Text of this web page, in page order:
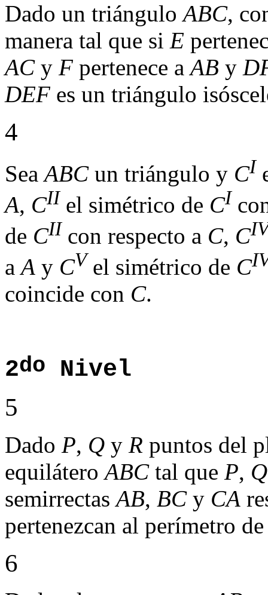
Dado un triánguloABC,
manera tal que si E
ACy F pertenece aAB y
DEF es un triángulo
4
SeaABCun triángulo y CI
A, CII el simétrico de CI
de CII con respecto a C, C
aA y CV el simétrico de C
coincide con C.
2do Nivel
5
Dado P, Q y R puntos del
equiláteroABCtal que P, Q
semirrectasAB, BCy CA
pertenezcan al perímetro
6